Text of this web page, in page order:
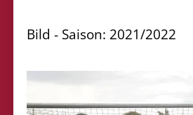
Bild - Saison: 2021/2022